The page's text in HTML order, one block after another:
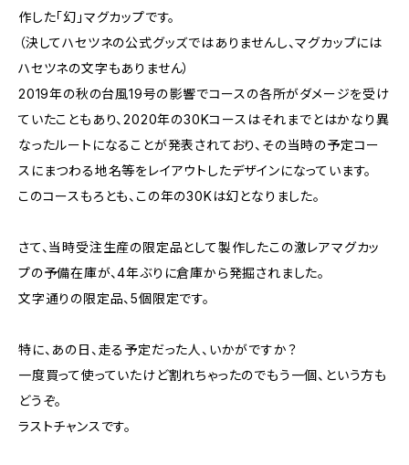
作した「幻」マグカップです。
（決してハセツネの公式グッズではありませんし、マグカップには
ハセツネの文字もありません）
2019年の秋の台風19号の影響でコースの各所がダメージを受け
ていたこともあり、2020年の30Kコースはそれまでとはかなり異
なったルートになることが発表されており、その当時の予定コー
スにまつわる地名等をレイアウトしたデザインになっています。
このコースもろとも、この年の30Kは幻となりました。
さて、当時受注生産の限定品として製作したこの激レアマグカッ
プの予備在庫が、4年ぶりに倉庫から発掘されました。
文字通りの限定品、5個限定です。
特に、あの日、走る予定だった人、いかがですか？
一度買って使っていたけど割れちゃったのでもう一個、という方も
どうぞ。
ラストチャンスです。